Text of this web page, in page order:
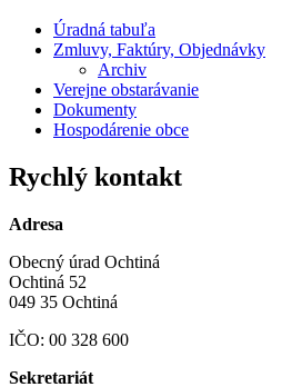
Úradná tabuľa
Zmluvy, Faktúry, Objednávky
Archiv
Verejne obstarávanie
Dokumenty
Hospodárenie obce
Rychlý kontakt
Adresa
Obecný úrad Ochtiná
Ochtiná 52
049 35 Ochtiná
IČO: 00 328 600
Sekretariát